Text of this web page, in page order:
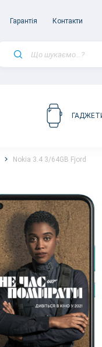
Гарантія Контакти
Nokia 3.4 3/64GB Fjord